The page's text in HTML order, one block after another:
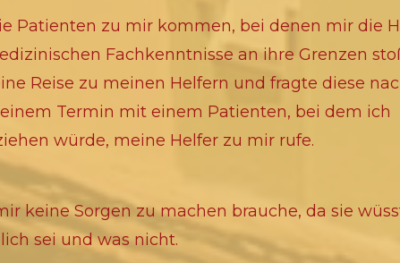
Patienten zu mir kommen, bei denen mir die
Fachkenntnisse an ihre Grenzen
Reise zu meinen Helfern und fragte diese
Termin mit einem Patienten, bei dem ich
würde, meine Helfer zu mir rufe.
keine Sorgen zu machen brauche, da sie
sei und was nicht.